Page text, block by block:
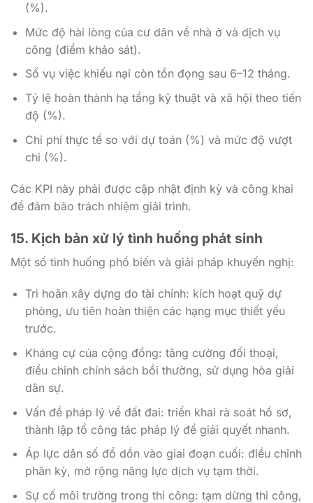
(%).
Mức độ hài lòng của cư dân về nhà ở và dịch vụ
công (điểm khảo sát).
Số vụ việc khiếu nại còn tồn đọng sau 6–12 tháng.
Tỷ lệ hoàn thành hạ tầng kỹ thuật và xã hội theo tiến
độ (%).
Chi phí thực tế so với dự toán (%) và mức độ vượt
chi (%).
Các KPI này phải được cập nhật định kỳ và công khai
để đảm bảo trách nhiệm giải trình.
15. Kịch bản xử lý tình huống phát sinh
Một số tình huống phổ biến và giải pháp khuyến nghị:
Trì hoãn xây dựng do tài chính: kích hoạt quỹ dự
phòng, ưu tiên hoàn thiện các hạng mục thiết yếu
trước.
Kháng cự của cộng đồng: tăng cường đối thoại,
điều chỉnh chính sách bồi thường, sử dụng hòa giải
dân sự.
Vấn đề pháp lý về đất đai: triển khai rà soát hồ sơ,
thành lập tổ công tác pháp lý để giải quyết nhanh.
Áp lực dân số đổ dồn vào giai đoạn cuối: điều chỉnh
phân kỳ, mở rộng năng lực dịch vụ tạm thời.
Sự cố môi trường trong thi công: tạm dừng thi công,